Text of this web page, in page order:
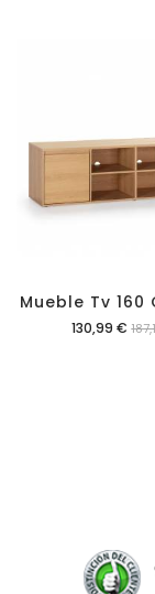
Mueble Tv 160
Precio
130,99 €